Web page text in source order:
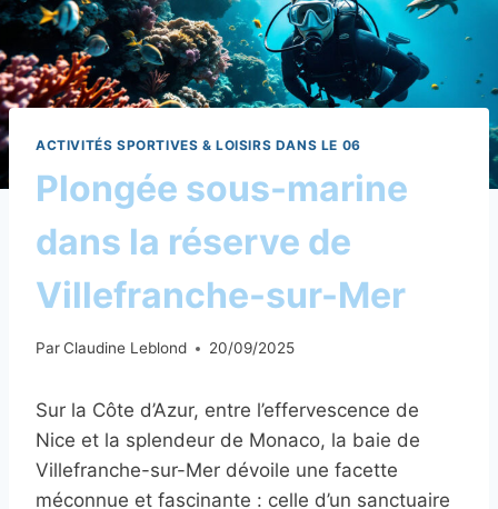
ACTIVITÉS SPORTIVES & LOISIRS DANS LE 06
Plongée sous-marine
dans la réserve de
Villefranche-sur-Mer
ParClaudine Leblond 20/09/2025
Sur la Côte d’Azur, entre l’effervescence de
Nice et la splendeur de Monaco, la baie de
Villefranche-sur-Mer dévoile une facette
méconnue et fascinante : celle d’un sanctuaire